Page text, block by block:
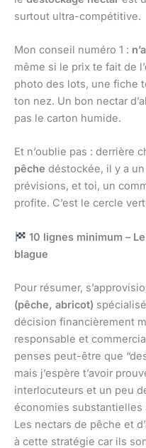
surtout ultra-compétitive.
Mon conseil numéro 1 :
même si le prix te fait de
photo des lots, une fiche
ton nez. Un bon nectar
pas le carton humide.
Et n’oublie pas : derrière
pêche déstockée, il y a
prévisions, et toi, un
profite. C’est le cercle
10 lignes minimum –
blague
Pour résumer,
(pêche, abricot)
décision financièrement
responsable et
penses peut-être que
mais j’espère t’avoir
interlocuteurs et un peu
économies substantielles
Les nectars de pêche et
à cette stratégie car ils